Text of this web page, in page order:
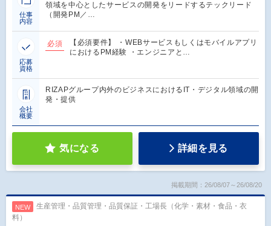
仕事
内容
領域を中心としたサービスの開発をリードするテックリード
（開発PM／…
応募
資格
必須
【必須要件】 ・WEBサービスもしくはモバイルアプリ
におけるPM経験 ・エンジニアと…
会社
概要
RIZAPグループ内外のビジネスにおけるIT・デジタル領域の開
発・提供
気になる 詳細を見る
掲載期間：26/08/07～26/08/20
NEW
生産管理・品質管理・品質保証・工場長（化学・素材・食品・衣
料）